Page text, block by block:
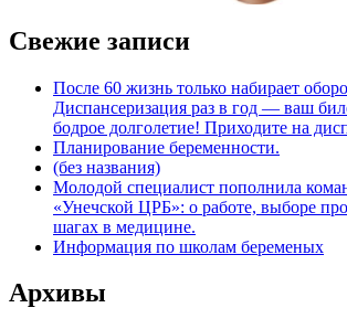
Свежие записи
После 60 жизнь только набирает
Диспансеризация раз в год — ваш
бодрое долголетие! Приходите на
Планирование беременности.
(без названия)
Молодой специалист пополнила
«Унечской ЦРБ»: о работе, выборе
шагах в медицине.
Информация по школам беременых
Архивы